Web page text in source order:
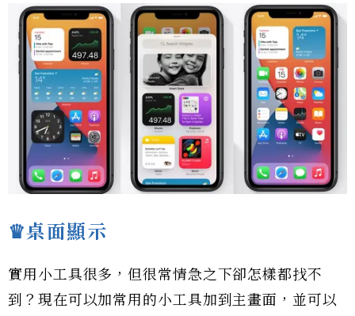
♛桌面顯示
實用小工具很多，但很常情急之下卻怎樣都找不
到？現在可以加常用的小工具加到主畫面，並可以